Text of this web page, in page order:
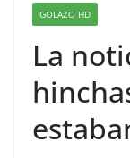
GOLAZO HD
La